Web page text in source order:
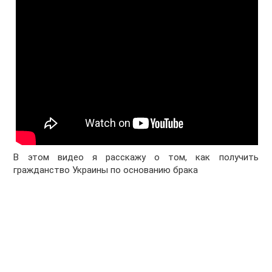
В этом видео я расскажу о том, как получить
гражданство Украины по основанию брака